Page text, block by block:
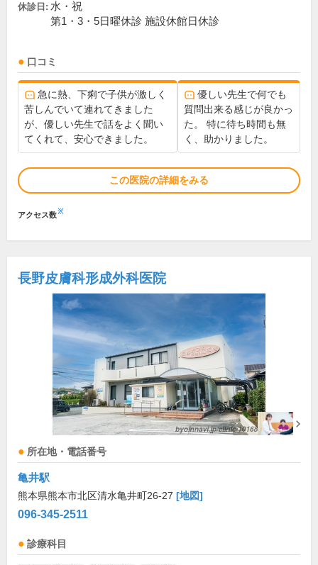
休診日: 水・祝
第1・3・5日曜休診 施設休館日休診
口コミ
急に熱、下痢で子供が激しく
苦しんでいて連れてきました
が、優しい先生で話をよく聞い
てくれて、安心できました。
優しい先生で何でも
質問出来る感じが良かっ
た。 特に待ち時間も無
く、助かりました。
この医院の詳細をみる
アクセス数※
長野皮膚科形成外科医院
所在地・電話番号
亀井駅
熊本県熊本市北区清水亀井町26-27 [地図]
096-345-2511
診療科目